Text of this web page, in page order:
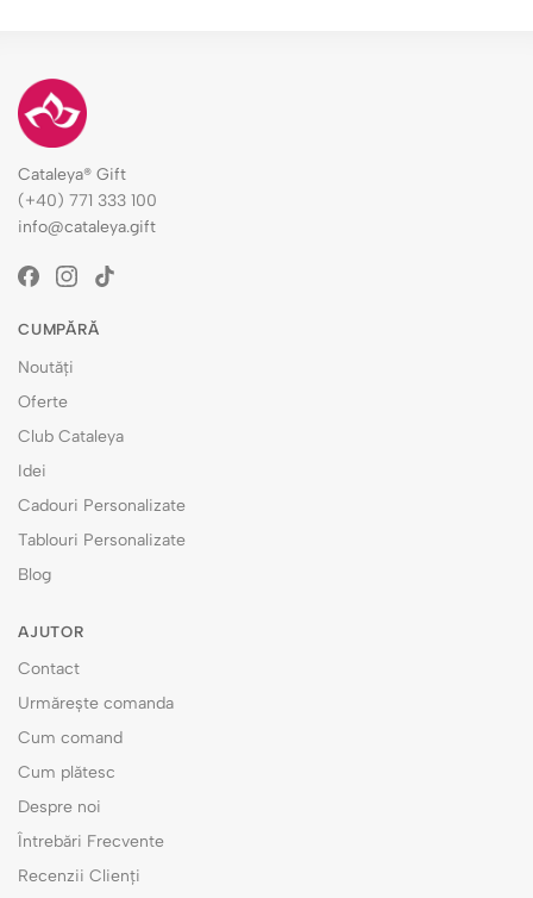
Cataleya® Gift
(+40) 771 333 100
info@cataleya.gift
CUMPĂRĂ
Noutăți
Oferte
Club Cataleya
Idei
Cadouri Personalizate
Tablouri Personalizate
Blog
AJUTOR
Contact
Urmărește comanda
Cum comand
Cum plătesc
Despre noi
Întrebări Frecvente
Recenzii Clienți